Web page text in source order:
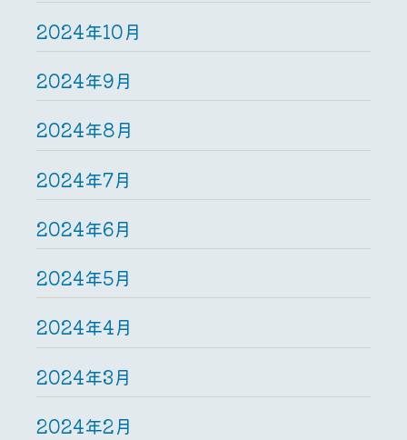
2024年10月
2024年9月
2024年8月
2024年7月
2024年6月
2024年5月
2024年4月
2024年3月
2024年2月